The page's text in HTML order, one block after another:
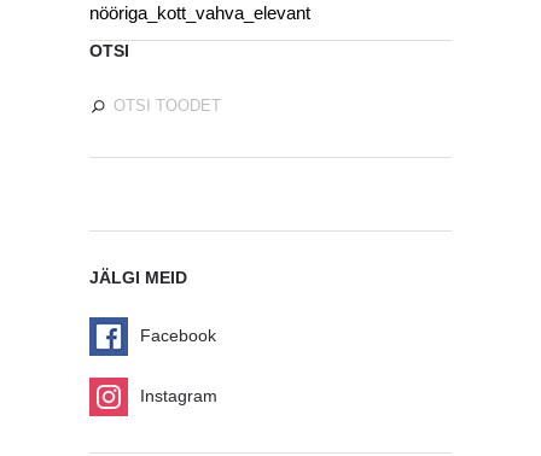
nööriga_kott_vahva_elevant
OTSI
JÄLGI MEID
Facebook
Instagram